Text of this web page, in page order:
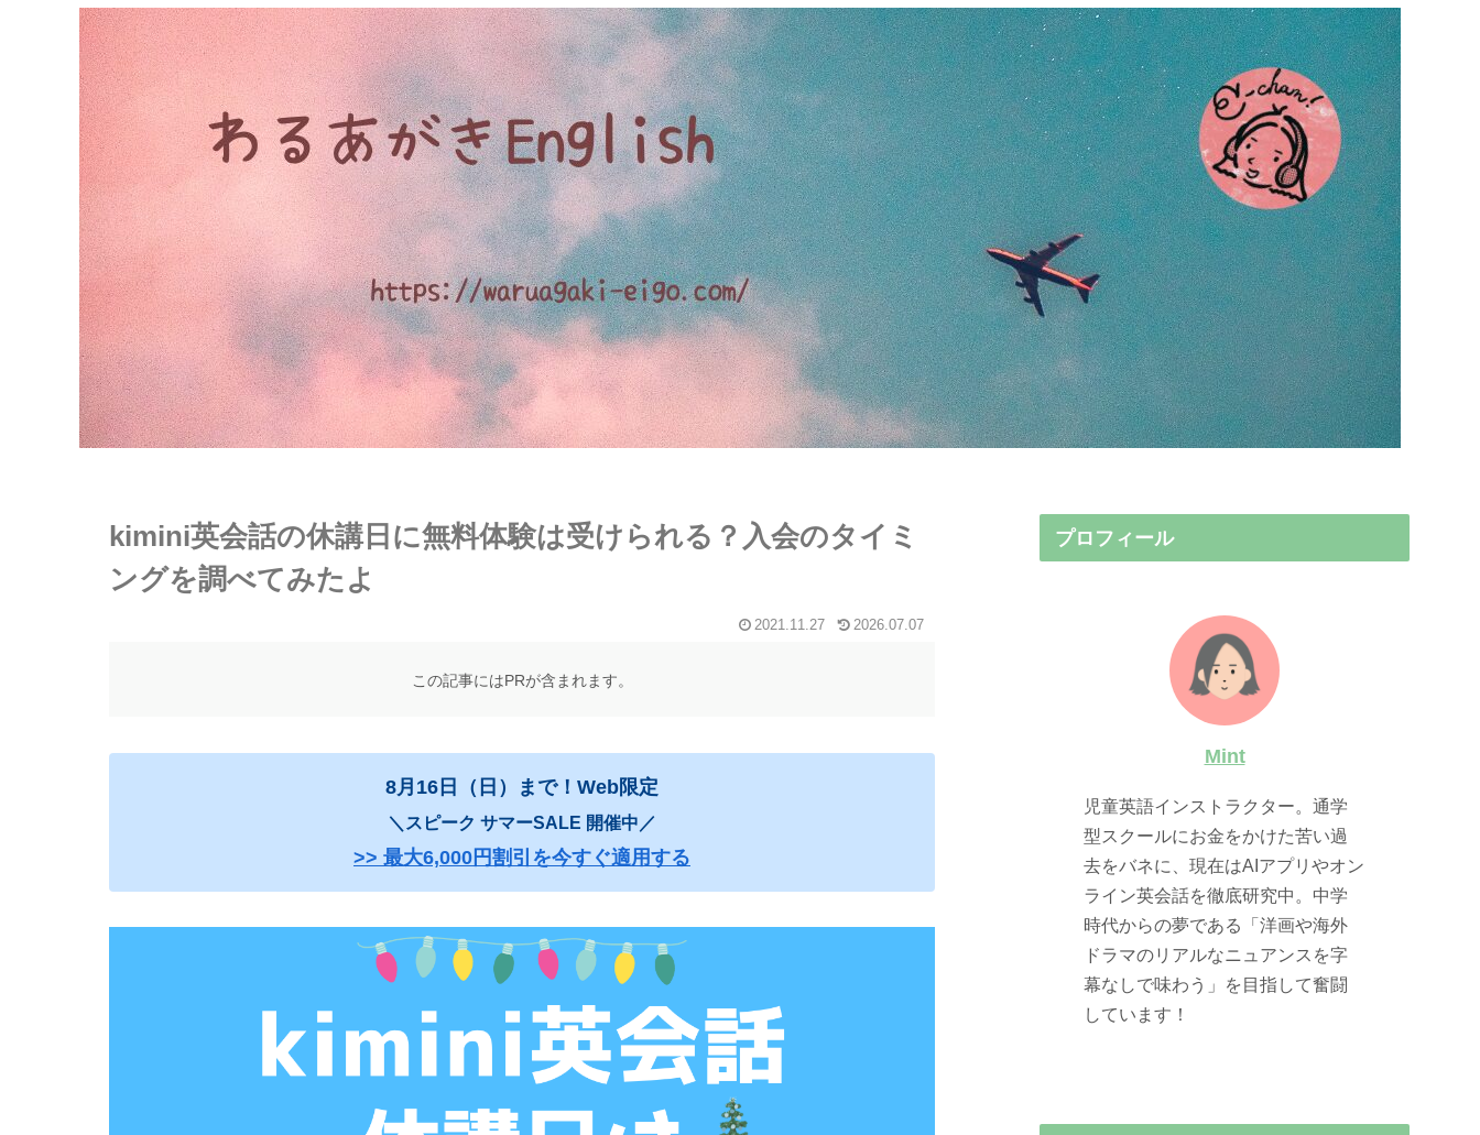
kimini英会話の休講日に無料体験は受けられる？入会のタイミ
ングを調べてみたよ
2021.11.27 2026.07.07
この記事にはPRが含まれます。
8月16日（日）まで！Web限定
＼スピーク サマーSALE 開催中／
>> 最大6,000円割引を今すぐ適用する
プロフィール
Mint
児童英語インストラクター。通学
型スクールにお金をかけた苦い過
去をバネに、現在はAIアプリやオン
ライン英会話を徹底研究中。中学
時代からの夢である「洋画や海外
ドラマのリアルなニュアンスを字
幕なしで味わう」を目指して奮闘
しています！